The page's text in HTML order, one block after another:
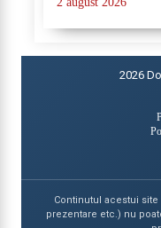
legislația
2026
Continutul acestui
prezentare etc.) nu